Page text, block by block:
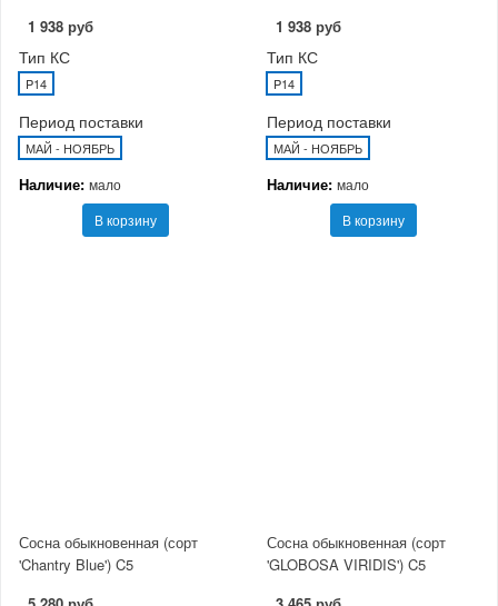
1 938 руб
Тип КС
P14
Период поставки
МАЙ - НОЯБРЬ
Наличие: мало
В корзину
1 938 руб
Тип КС
P14
Период поставки
МАЙ - НОЯБРЬ
Наличие: мало
В корзину
Сосна обыкновенная (сорт
'Chantry Blue') C5
Сосна обыкновенная (сорт
'GLOBOSA VIRIDIS') C5